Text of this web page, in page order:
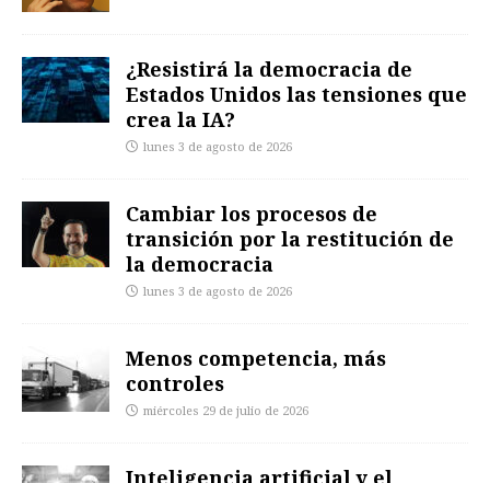
¿Resistirá la democracia de
Estados Unidos las tensiones que
crea la IA?
lunes 3 de agosto de 2026
Cambiar los procesos de
transición por la restitución de
la democracia
lunes 3 de agosto de 2026
Menos competencia, más
controles
miércoles 29 de julio de 2026